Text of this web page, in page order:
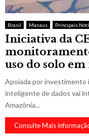
Brasil Manaus Principais
Iniciativa da
uso do solo
Apoiada por investimento
inteligente de dados vai
Amazônia...
Consulte Mais